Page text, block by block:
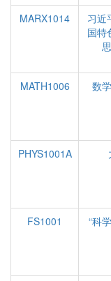
MARX1014
习近
国特
MATH1006
数
PHYS1001A
FS1001
“科